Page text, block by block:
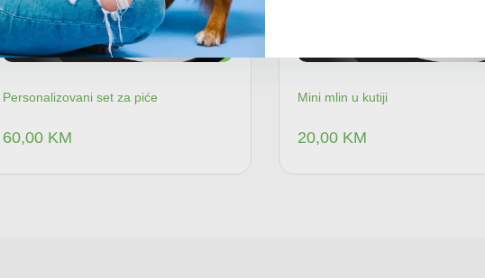
Personalizovani set za piće
60,00 KM
Mini mlin u kutiji
20,00 KM